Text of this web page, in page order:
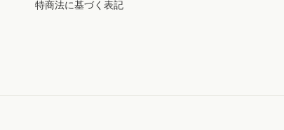
特商法に基づく表記